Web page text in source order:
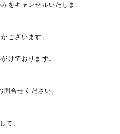
をキャンセルいたしま
ございます。
けております。
合せください。
て、